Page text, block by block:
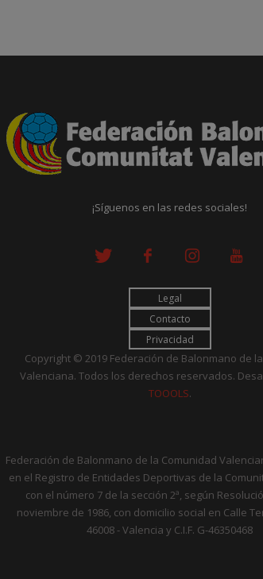
¡Síguenos en las redes sociales!
Legal
Contacto
Privacidad
Copyright © 2019 Federación de Balonmano de
Valenciana. Todos los derechos reservados.
TOOOLS.
Federación de Balonmano de la Comunidad
en el Registro de Entidades Deportivas de la
con el número 7 de la sección 2ª, según
noviembre de 1986, con domicilio social en Calle
46008 - Valencia y C.I.F. G-46350468